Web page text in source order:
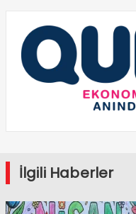
İlgili Haberler